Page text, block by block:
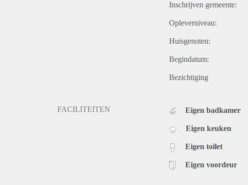
Inschrijven gemeente:
Opleverniveau:
Huisgenoten:
Begindatum:
Bezichtiging
FACILITEITEN Eigen badkamer
Eigen keuken
Eigen toilet
Eigen voordeur